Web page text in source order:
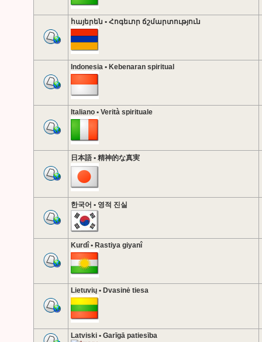
հայերեն • Հոգեւոր ճշմարտություն
Indonesia • Kebenaran spiritual
Italiano • Verità spirituale
日本語 • 精神的な真実
한국어 • 영적 진실
Kurdî • Rastiya giyanî
Lietuvių • Dvasinė tiesa
Latviski • Garīgā patiesība